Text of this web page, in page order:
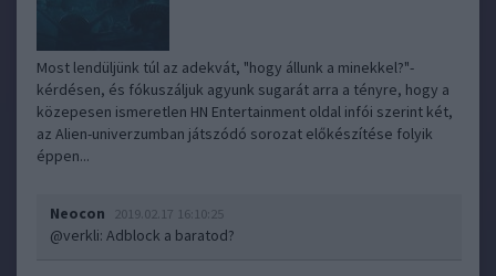
Most lendüljünk túl az adekvát, "hogy állunk a minekkel?"-
kérdésen, és fókuszáljuk agyunk sugarát arra a tényre, hogy a
közepesen ismeretlen HN Entertainment oldal infói szerint két,
az Alien-univerzumban játszódó sorozat előkészítése folyik
éppen...
Neocon 2019.02.17 16:10:25
@verkli: Adblock a baratod?